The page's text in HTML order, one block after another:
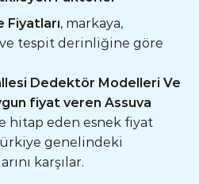
Fiyatları, markaya,
tespit derinliğine göre
Dedektör Modelleri Ve
fiyat veren Assuva
hitap eden esnek fiyat
genelindeki
karşılar.